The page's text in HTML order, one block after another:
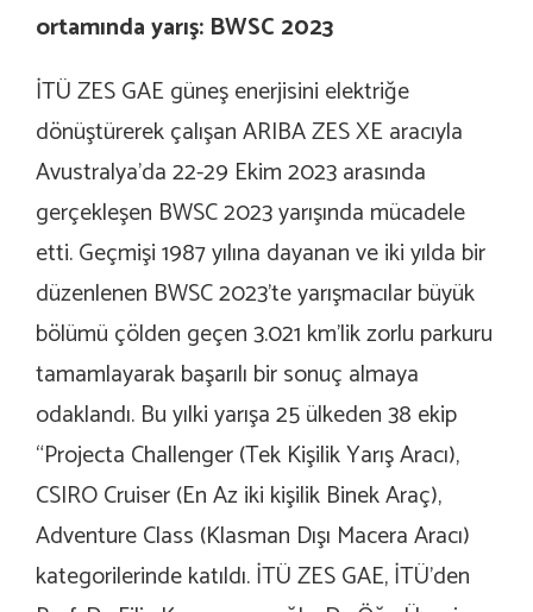
ortamında yarış: BWSC 2023
İTÜ ZES GAE güneş enerjisini elektriğe
dönüştürerek çalışan ARIBA ZES XE aracıyla
Avustralya’da 22-29 Ekim 2023 arasında
gerçekleşen BWSC 2023 yarışında mücadele
etti. Geçmişi 1987 yılına dayanan ve iki yılda bir
düzenlenen BWSC 2023’te yarışmacılar büyük
bölümü çölden geçen 3.021 km’lik zorlu parkuru
tamamlayarak başarılı bir sonuç almaya
odaklandı. Bu yılki yarışa 25 ülkeden 38 ekip
“Projecta Challenger (Tek Kişilik Yarış Aracı),
CSIRO Cruiser (En Az iki kişilik Binek Araç),
Adventure Class (Klasman Dışı Macera Aracı)
kategorilerinde katıldı. İTÜ ZES GAE, İTÜ’den